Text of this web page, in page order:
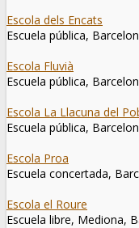
Escola dels Encats
Escuela pública,
Escola Fluvià
Escuela pública,
Escola La Llacuna del
Escuela pública,
Escola Proa
Escuela concertada,
Escola el Roure
Escuela libre, Mediona,